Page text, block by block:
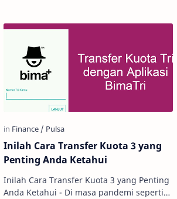
Inilah Cara Transfer Kuota 3 yang
Penting Anda Ketahui
Inilah Cara Transfer Kuota 3 yang Penting
Anda Ketahui - Di masa pandemi seperti